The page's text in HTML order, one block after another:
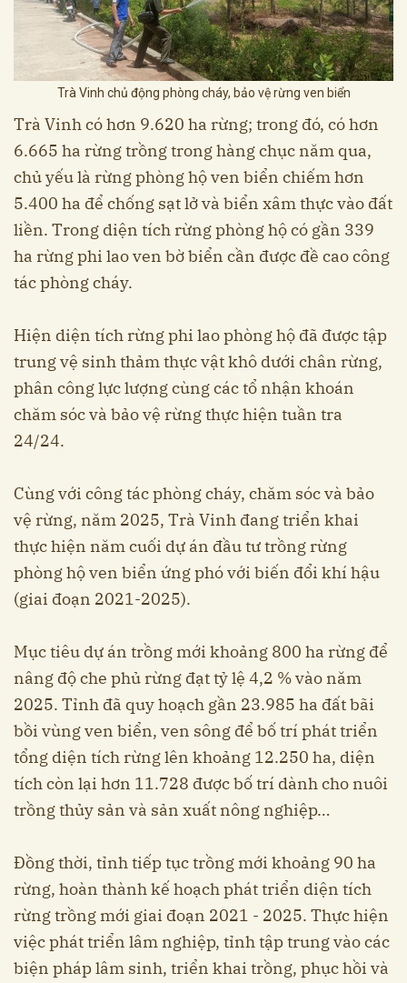
Trà Vinh chủ động phòng cháy, bảo vệ rừng ven biển
Trà Vinh có hơn 9.620 ha rừng; trong đó, có hơn
6.665 ha rừng trồng trong hàng chục năm qua,
chủ yếu là rừng phòng hộ ven biển chiếm hơn
5.400 ha để chống sạt lở và biển xâm thực vào đất
liền. Trong diện tích rừng phòng hộ có gần 339
ha rừng phi lao ven bờ biển cần được đề cao công
tác phòng cháy.
Hiện diện tích rừng phi lao phòng hộ đã được tập
trung vệ sinh thảm thực vật khô dưới chân rừng,
phân công lực lượng cùng các tổ nhận khoán
chăm sóc và bảo vệ rừng thực hiện tuần tra
24/24.
Cùng với công tác phòng cháy, chăm sóc và bảo
vệ rừng, năm 2025, Trà Vinh đang triển khai
thực hiện năm cuối dự án đầu tư trồng rừng
phòng hộ ven biển ứng phó với biến đổi khí hậu
(giai đoạn 2021-2025).
Mục tiêu dự án trồng mới khoảng 800 ha rừng để
nâng độ che phủ rừng đạt tỷ lệ 4,2 % vào năm
2025. Tỉnh đã quy hoạch gần 23.985 ha đất bãi
bồi vùng ven biển, ven sông để bố trí phát triển
tổng diện tích rừng lên khoảng 12.250 ha, diện
tích còn lại hơn 11.728 được bố trí dành cho nuôi
trồng thủy sản và sản xuất nông nghiệp…
Đồng thời, tỉnh tiếp tục trồng mới khoảng 90 ha
rừng, hoàn thành kế hoạch phát triển diện tích
rừng trồng mới giai đoạn 2021 - 2025. Thực hiện
việc phát triển lâm nghiệp, tỉnh tập trung vào các
biện pháp lâm sinh, triển khai trồng, phục hồi và